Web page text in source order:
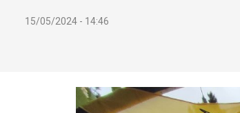
15/05/2024 - 14:46